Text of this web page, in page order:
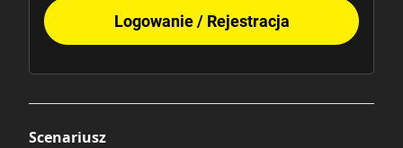
Logowanie / Rejestracja
Scenariusz